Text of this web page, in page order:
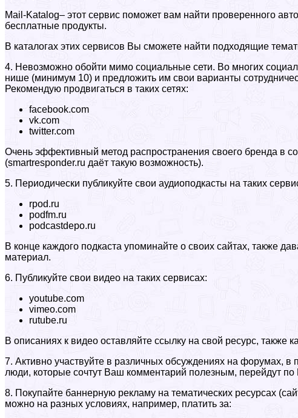
Mail-Katalog– этот сервис поможет вам найти проверенного
бесплатные продукты.
В каталогах этих сервисов Вы сможете найти подходящие
4. Невозможно обойти мимо социальные сети. Во многих
нише (минимум 10) и предложить им свои варианты
Рекомендую продвигаться в таких сетях:
facebook.com
vk.com
twitter.com
Очень эффективный метод распространения своего бренда в
(smartresponder.ru даёт такую возможность).
5. Периодически публикуйте свои аудиоподкасты на таких
rpod.ru
podfm.ru
podcastdepo.ru
В конце каждого подкаста упоминайте о своих сайтах, также
материал.
6. Публикуйте свои видео на таких сервисах:
youtube.com
vimeo.com
rutube.ru
В описаниях к видео оставляйте ссылку на свой ресурс, также
7. Активно участвуйте в различных обсуждениях на форумах,
люди, которые сочтут Ваш комментарий полезным, перейдут
8. Покупайте баннерную рекламу на тематических ресурсах
можно на разных условиях, например, платить за: